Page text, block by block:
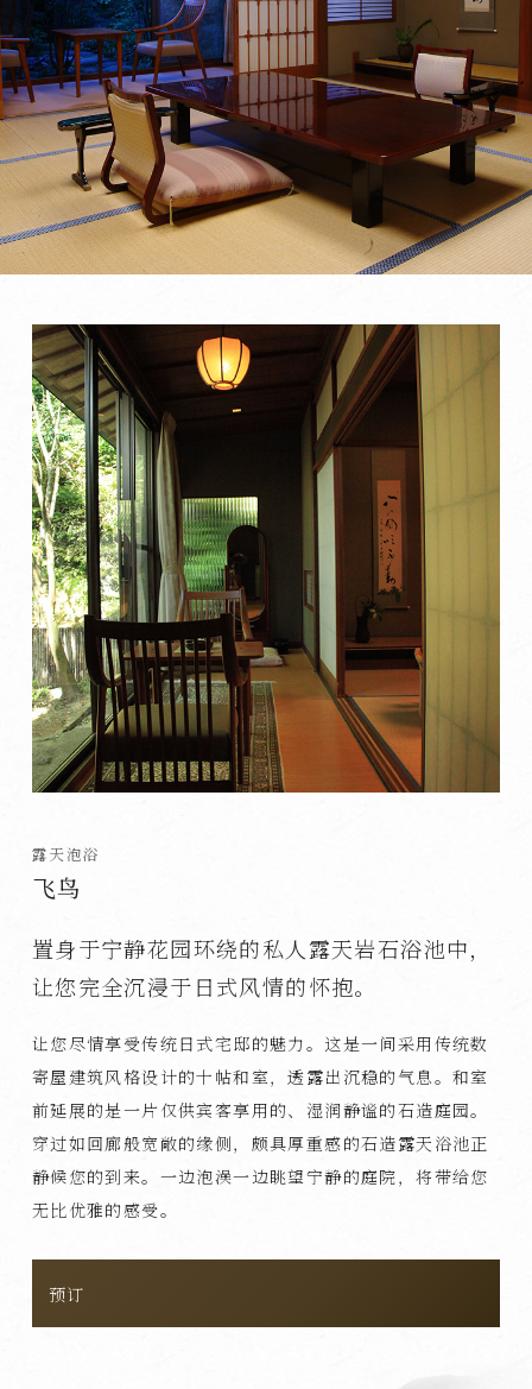
露天泡浴
飞鸟
置身于宁静花园环绕的私人露天岩石浴池中，
让您完全沉浸于日式风情的怀抱。
让您尽情享受传统日式宅邸的魅力。这是一间采用传统数
寄屋建筑风格设计的十帖和室，透露出沉稳的气息。和室
前延展的是一片仅供宾客享用的、湿润静谧的石造庭园。
穿过如回廊般宽敞的缘侧，颇具厚重感的石造露天浴池正
静候您的到来。一边泡澡一边眺望宁静的庭院，将带给您
无比优雅的感受。
预订